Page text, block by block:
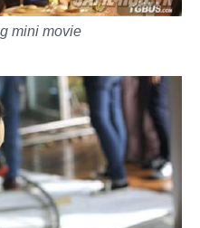
mini movie